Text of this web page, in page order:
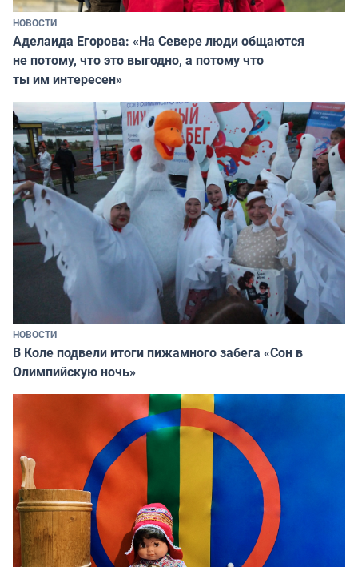
НОВОСТИ
Аделаида Егорова: «На Севере люди общаются
не потому, что это выгодно, а потому что
ты им интересен»
НОВОСТИ
В Коле подвели итоги пижамного забега «Сон в
Олимпийскую ночь»